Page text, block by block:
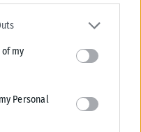
one or more Google
including but not
tags to use your data
Google consent section.
my
Personalή διαβατήριο τα